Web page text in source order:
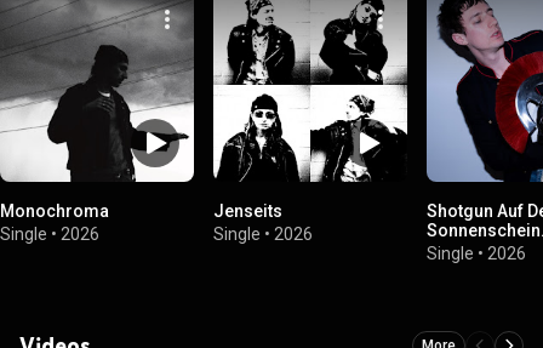
Monochroma
Single • 2026
Jenseits
Single • 2026
Shotgun Auf
Single • 2026